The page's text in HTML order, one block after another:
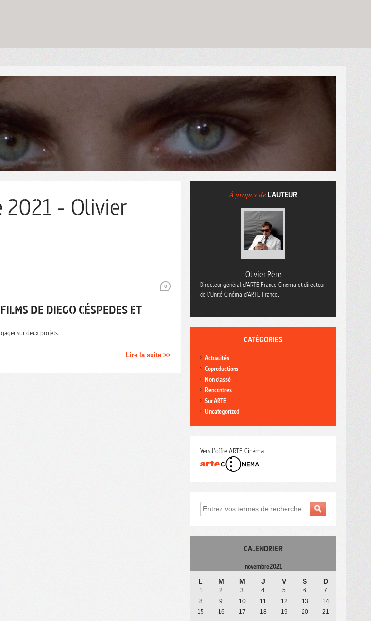
2021 - Olivier
0
DE DIEGO CÉSPEDES ET
sur deux projets…
Lire la suite >>
À propos de L'AUTEUR
Olivier Père
Directeur général d’ARTE France Cinéma et directeur
de l’Unité Cinéma d’ARTE France.
CATÉGORIES
Actualités
Coproductions
Non classé
Rencontres
Sur ARTE
Uncategorized
Vers l'offre ARTE Cinéma
CALENDRIER
novembre 2021
L M M J V S D
1 2 3 4 5 6
7
8
9 10 11 12 13
14
15
16 17 18 19 20
21